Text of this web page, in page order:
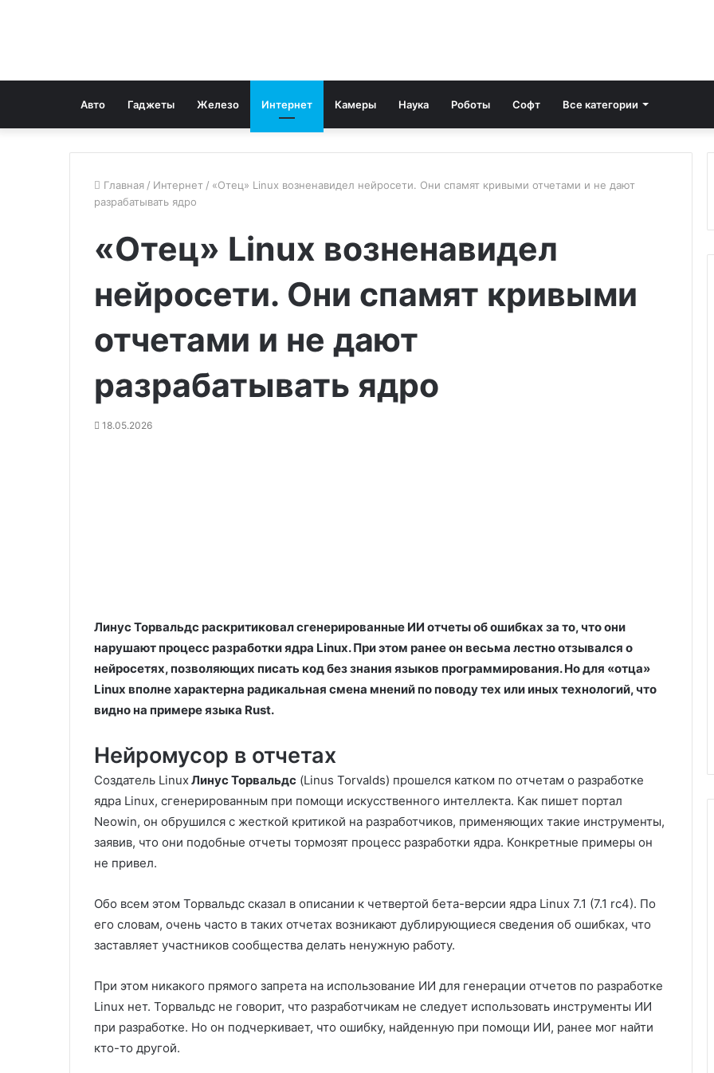
Авто Гаджеты Железо Интернет Камеры Наука Роботы Софт Все категории
Главная / Интернет / «Отец» Linux возненавидел нейросети. Они спамят кривыми отчетами и не дают
разрабатывать ядро
«Отец» Linux возненавидел
нейросети. Они спамят кривыми
отчетами и не дают
разрабатывать ядро
18.05.2026
Линус Торвальдс раскритиковал сгенерированные ИИ отчеты об ошибках за то, что они
нарушают процесс разработки ядра Linux. При этом ранее он весьма лестно отзывался о
нейросетях, позволяющих писать код без знания языков программирования. Но для «отца»
Linux вполне характерна радикальная смена мнений по поводу тех или иных технологий, что
видно на примере языка Rust.
Нейромусор в отчетах
Создатель LinuxЛинус Торвальдс (Linus Torvalds) прошелся катком по отчетам о разработке
ядра Linux, сгенерированным при помощи искусственного интеллекта. Как пишет портал
Neowin, он обрушился с жесткой критикой на разработчиков, применяющих такие инструменты,
заявив, что они подобные отчеты тормозят процесс разработки ядра. Конкретные примеры он
не привел.
Обо всем этом Торвальдс сказал в описании к четвертой бета-версии ядра Linux 7.1 (7.1 rc4). По
его словам, очень часто в таких отчетах возникают дублирующиеся сведения об ошибках, что
заставляет участников сообщества делать ненужную работу.
При этом никакого прямого запрета на использование ИИ для генерации отчетов по разработке
Linux нет. Торвальдс не говорит, что разработчикам не следует использовать инструменты ИИ
при разработке. Но он подчеркивает, что ошибку, найденную при помощи ИИ, ранее мог найти
кто-то другой.